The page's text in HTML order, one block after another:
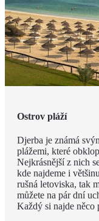
Ostrov pláží
Djerba je známá
plážemi, které
Nejkrásnější z nich
kde najdeme i
rušná letoviska, tak
můžete na pár dní
Každý si najde něco